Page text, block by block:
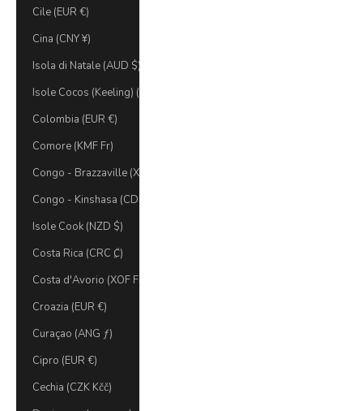
Cile (EUR €)
Cina (CNY ¥)
Isola di Natale (AUD $)
Isole Cocos (Keeling) (AUD $)
Colombia (EUR €)
Comore (KMF Fr)
Congo - Brazzaville (XAF CFA)
Congo - Kinshasa (CDF Fr)
Isole Cook (NZD $)
Costa Rica (CRC ₡)
Costa d'Avorio (XOF Fr)
Croazia (EUR €)
Curaçao (ANG ƒ)
Cipro (EUR €)
Cechia (CZK Kčč)